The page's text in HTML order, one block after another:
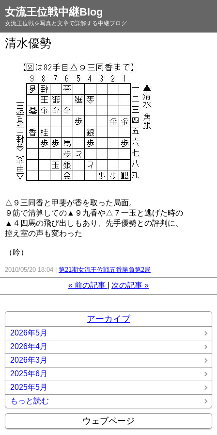
女流王位戦中継Blog
女流王位戦を写真と文章で詳解する中継ブログ
清水優勢
△９三同香と甲斐が香を取った局面。
９筋で清算しての▲９九香や△７一玉と逃げた時の
▲４四馬の飛び出しもあり、先手優勢との評判に、
控え室の声も変わった
（吟）
2010/05/20 18:04 第21期女流王位戦五番勝負第2局
« 前の記事 次の記事 »
アーカイブ
2026年5月
2026年4月
2026年3月
2025年6月
2025年5月
もっと読む
ウェブページ